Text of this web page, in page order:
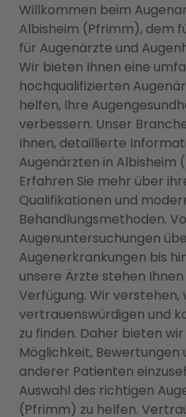
Willkommen beim
Albisheim (Pfrimm), dem
für Augenärzte und
Wir bieten Ihnen eine
hochqualifizierten
helfen, Ihre
verbessern. Unser
Ihnen, detaillierte
Augenärzten in Albisheim
Erfahren Sie mehr über
Qualifikationen und
Behandlungsmethoden.
Augenuntersuchungen
Augenerkrankungen bis
unsere Ärzte stehen
Verfügung. Wir verstehen,
vertrauenswürdigen und
zu finden. Daher bieten
Möglichkeit, Bewertungen
anderer Patienten
Auswahl des richtigen
(Pfrimm) zu helfen.